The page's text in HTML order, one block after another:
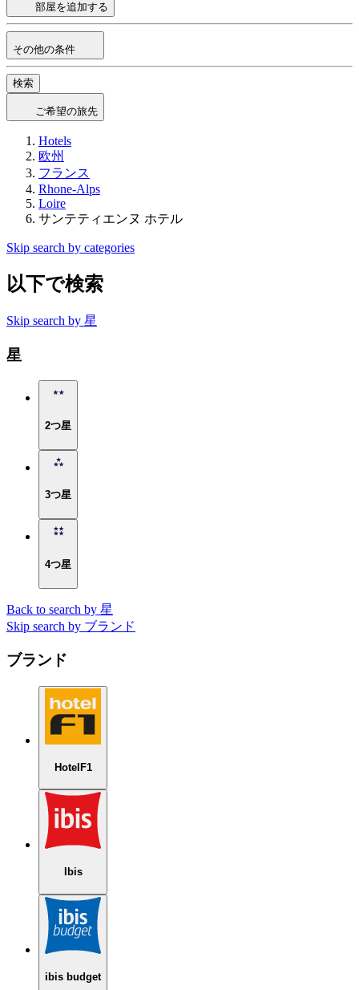
部屋を追加する
その他の条件
検索
ご希望の旅先
Hotels
欧州
フランス
Rhone-Alps
Loire
サンテティエンヌ ホテル
Skip search by categories
以下で検索
Skip search by 星
星
2つ星
3つ星
4つ星
Back to search by 星
Skip search by ブランド
ブランド
HotelF1
Ibis
ibis budget